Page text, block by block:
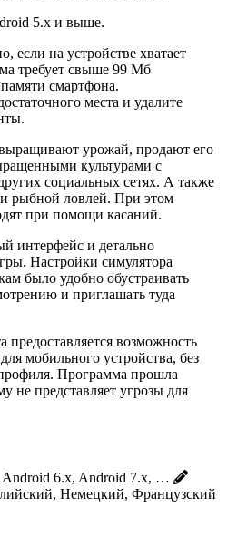
5.x и выше.
если на устройстве хватает
требует свыше 99 Мб
смартфона.
места и удалите
урожай, продают его
культурами с
социальных сетях. А также
рыбной ловлей. При этом
при помощи касаний.
интерфейс и детально
Настройки симулятора
было удобно обустраивать
и приглашать туда
предоставляется возможность
мобильного устройства, без
Программа прошла
не представляет угрозы для
Android 6.x, Android 7.x, …
Немецкий, Французский